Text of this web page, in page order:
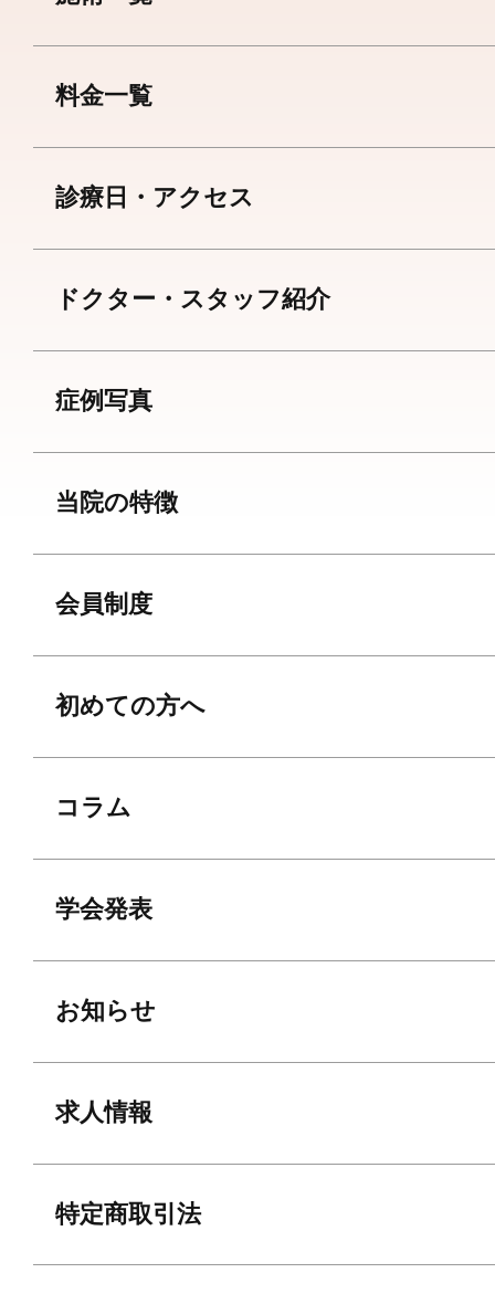
料金一覧
診療日・アクセス
ドクター・スタッフ紹介
症例写真
当院の特徴
会員制度
初めての方へ
コラム
学会発表
お知らせ
求人情報
特定商取引法